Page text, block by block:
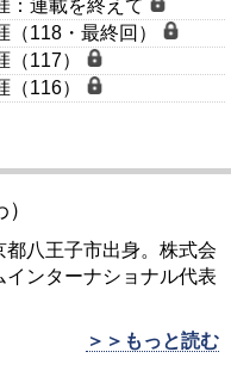
連載を終えて
118・最終回）
117）
116）
八王子市出身。株式会
ンターナショナル代表
＞＞もっと読む